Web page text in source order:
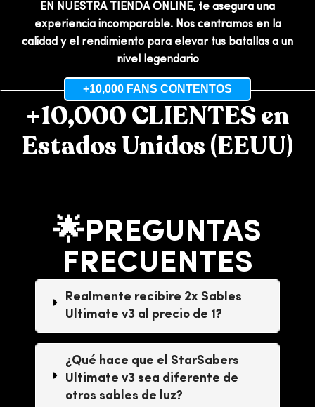
EN NUESTRA TIENDA ONLINE, te asegura una
experiencia incomparable. Nos centramos en la
calidad y el rendimiento para elevar tus batallas a un
nivel legendario
+10,000 FANS CONTENTOS
+10,000 CLIENTES en
Estados Unidos (EEUU)
🌟PREGUNTAS
FRECUENTES
Realmente recibire 2x Sables
Ultimate v3 al precio de 1?
¿Qué hace que el StarSabers
Ultimate v3 sea diferente de
otros sables de luz?